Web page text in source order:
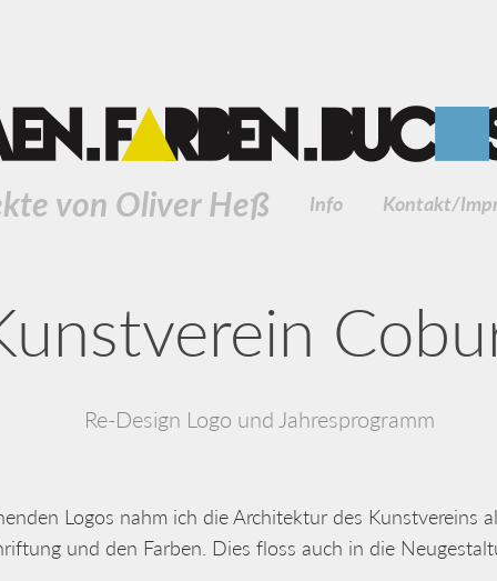
von Oliver Heß Info Kontakt/
Re-Design Logo und Jahresprogramm
Logos nahm ich die Architektur des Kunstvereins
und den Farben. Dies floss auch in die